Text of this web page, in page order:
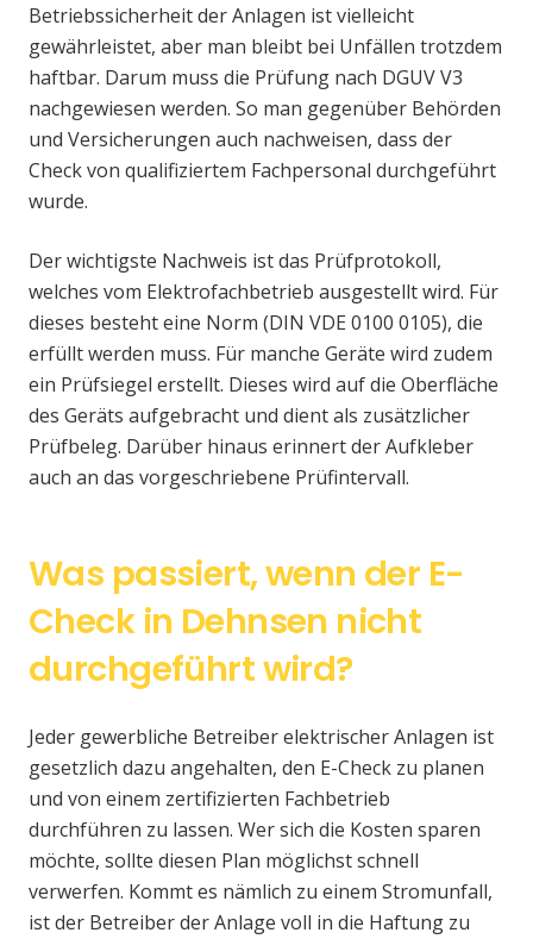
Betriebssicherheit der Anlagen ist vielleicht
gewährleistet, aber man bleibt bei Unfällen trotzdem
haftbar. Darum muss die Prüfung nach DGUV V3
nachgewiesen werden. So man gegenüber Behörden
und Versicherungen auch nachweisen, dass der
Check von qualifiziertem Fachpersonal durchgeführt
wurde.
Der wichtigste Nachweis ist das Prüfprotokoll,
welches vom Elektrofachbetrieb ausgestellt wird. Für
dieses besteht eine Norm (DIN VDE 0100 0105), die
erfüllt werden muss. Für manche Geräte wird zudem
ein Prüfsiegel erstellt. Dieses wird auf die Oberfläche
des Geräts aufgebracht und dient als zusätzlicher
Prüfbeleg. Darüber hinaus erinnert der Aufkleber
auch an das vorgeschriebene Prüfintervall.
Was passiert, wenn der E-
Check in Dehnsen nicht
durchgeführt wird?
Jeder gewerbliche Betreiber elektrischer Anlagen ist
gesetzlich dazu angehalten, den E-Check zu planen
und von einem zertifizierten Fachbetrieb
durchführen zu lassen. Wer sich die Kosten sparen
möchte, sollte diesen Plan möglichst schnell
verwerfen. Kommt es nämlich zu einem Stromunfall,
ist der Betreiber der Anlage voll in die Haftung zu